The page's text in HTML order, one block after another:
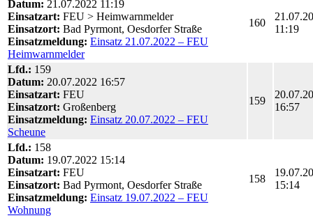
Datum: 21.07.2022 11:19
Einsatzart: FEU > Heimwarnmelder
Einsatzort: Bad Pyrmont, Oesdorfer Straße
Einsatzmeldung: Einsatz 21.07.2022 – FEU
Heimwarnmelder
160
11:19
Lfd.: 159
Datum: 20.07.2022 16:57
Einsatzart: FEU
Einsatzort: Großenberg
Einsatzmeldung: Einsatz 20.07.2022 – FEU
Scheune
159
16:57
Lfd.: 158
Datum: 19.07.2022 15:14
Einsatzart: FEU
Einsatzort: Bad Pyrmont, Oesdorfer Straße
Einsatzmeldung: Einsatz 19.07.2022 – FEU
Wohnung
158
15:14